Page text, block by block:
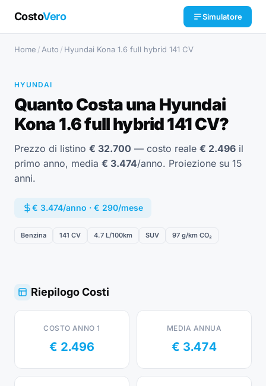
CostoVero Simulatore
Home / Auto / Hyundai Kona 1.6 full hybrid 141 CV
HYUNDAI
Quanto Costa una Hyundai
Kona 1.6 full hybrid 141 CV?
Prezzo di listino € 32.700 — costo reale € 2.496 il
primo anno, media € 3.474/anno. Proiezione su 15
anni.
€ 3.474/anno · € 290/mese
Benzina 141 CV 4.7 L/100km SUV 97 g/km CO₂
Riepilogo Costi
COSTO ANNO 1
€ 2.496
MEDIA ANNUA
€ 3.474